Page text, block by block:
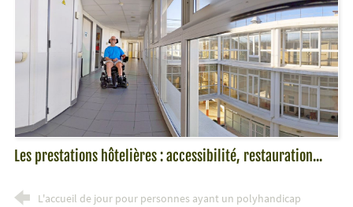
Les prestations hôtelières : accessibilité, restauration...
L'accueil de jour pour personnes ayant un polyhandicap